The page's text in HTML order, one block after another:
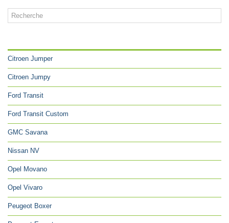
Citroen Jumper
Citroen Jumpy
Ford Transit
Ford Transit Custom
GMC Savana
Nissan NV
Opel Movano
Opel Vivaro
Peugeot Boxer